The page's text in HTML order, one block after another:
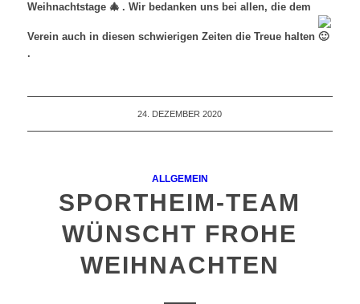
Weihnachtstage . Wir bedanken uns bei allen, die dem
Verein auch in diesen schwierigen Zeiten die Treue halten
.
24. DEZEMBER 2020
ALLGEMEIN
SPORTHEIM-TEAM
WÜNSCHT FROHE
WEIHNACHTEN